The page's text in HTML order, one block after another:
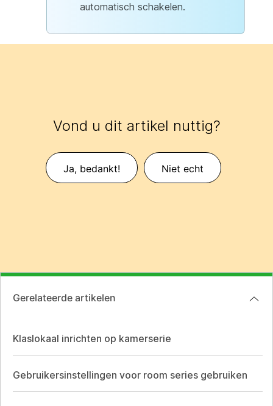
automatisch schakelen.
Vond u dit artikel nuttig?
Ja, bedankt! Niet echt
Gerelateerde artikelen
Klaslokaal inrichten op kamerserie
Gebruikersinstellingen voor room series gebruiken